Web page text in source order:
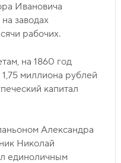
Ивановича
заводах
рабочих.
на 1860 год
миллиона рублей
капитал
Александра
Николай
единоличным